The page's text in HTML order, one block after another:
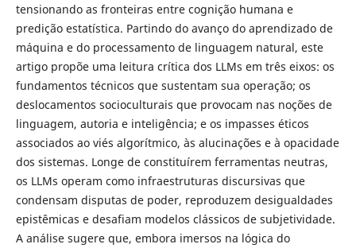
tensionando as fronteiras entre cognição humana e
predição estatística. Partindo do avanço do aprendizado de
máquina e do processamento de linguagem natural, este
artigo propõe uma leitura crítica dos LLMs em três eixos: os
fundamentos técnicos que sustentam sua operação; os
deslocamentos socioculturais que provocam nas noções de
linguagem, autoria e inteligência; e os impasses éticos
associados ao viés algorítmico, às alucinações e à opacidade
dos sistemas. Longe de constituírem ferramentas neutras,
os LLMs operam como infraestruturas discursivas que
condensam disputas de poder, reproduzem desigualdades
epistêmicas e desafiam modelos clássicos de subjetividade.
A análise sugere que, embora imersos na lógica do